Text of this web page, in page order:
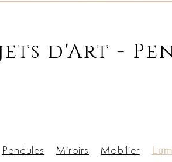
d'Art -
Pendules Miroirs Mobilier